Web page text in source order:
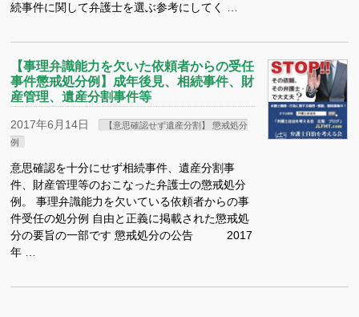
続事件に関して弁護士を選ぶ参考にしてく …
【事理弁識能力を欠いた依頼者からの受任
事件懲戒処分例】成年後見、相続事件、財
産管理、遺産分割事件等
2017年6月14日
【意思確認せず遺産分割】 懲戒処分
例
意思確認を十分にせず相続事件、遺産分割事
件、財産管理等のおこなった弁護士の懲戒処分
例。 事理弁識能力を欠いている依頼者からの事
件受任の処分例 自由と正義に掲載された懲戒処
分の要旨の一部です 懲戒処分の公告 2017
年 …